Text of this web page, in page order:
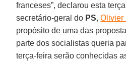
franceses”, declarou esta
secretário-geral do PS,Olivier
propósito de uma das
parte dos socialistas queria
terça-feira serão conhecidas